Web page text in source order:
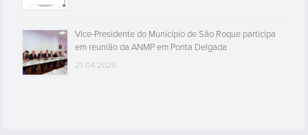
Vice-Presidente do Município de São Roque participa
em reunião da ANMP em Ponta Delgada
21-04-2026